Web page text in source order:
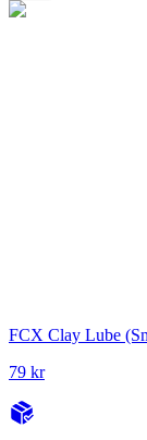
FCX Clay Lube
79 kr